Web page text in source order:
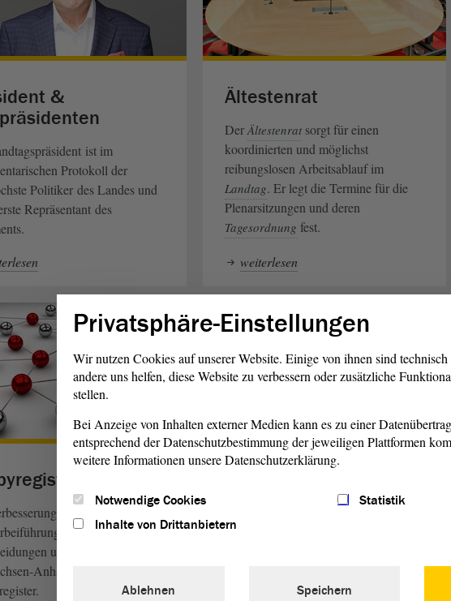
&
ist im
Protokoll der
Politiker des Landes und
Repräsentant des
Ältestenrat
Der Ältestenratsorgt für einen
koordinierten und möglichst
reibungslosen Arbeitsablauf im
Landtag. Er legt die Termine für die
Plenarsitzungen und deren
Tagesordnung fest.
weiterlesen
der Transparenz bei
von politischen
unterhält der
Anhalt ein sogenanntes
© ltlsa
Zentrum der
täglicher Arbeitsplatz für die
Privatsphäre-Einstellungen
Wir nutzen Cookies auf unserer Website. Einige von ihnen sind
andere uns helfen, diese Website zu verbessern oder zusätzliche
stellen.
Bei Anzeige von Inhalten externer Medien kann es zu einer
entsprechend der Datenschutzbestimmung der jeweiligen Plattformen
weitere Informationen unsere Datenschutzerklärung.
Notwendige Cookies
Statistik
Inhalte von Drittanbietern
Ablehnen Speichern